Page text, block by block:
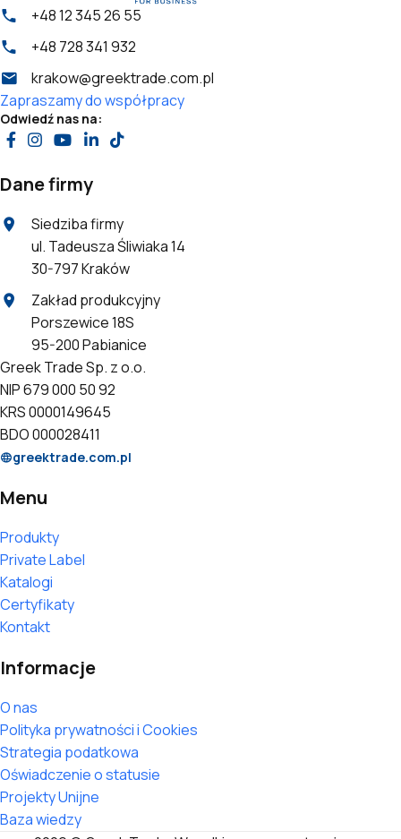
+48 12 345 26 55
+48 728 341 932
krakow@greektrade.com.pl
Zapraszamy do współpracy
Odwiedź nas na:
Dane firmy
Siedziba firmy
ul. Tadeusza Śliwiaka 14
30-797 Kraków
Zakład produkcyjny
Porszewice 18S
95-200 Pabianice
Greek Trade Sp. z o.o.
NIP 679 000 50 92
KRS 0000149645
BDO 000028411
greektrade.com.pl
Menu
Produkty
Private Label
Katalogi
Certyfikaty
Kontakt
Informacje
O nas
Polityka prywatności i Cookies
Strategia podatkowa
Oświadczenie o statusie
Projekty Unijne
Baza wiedzy